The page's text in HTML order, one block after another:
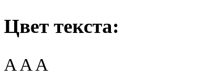
Цвет текста:
AAA